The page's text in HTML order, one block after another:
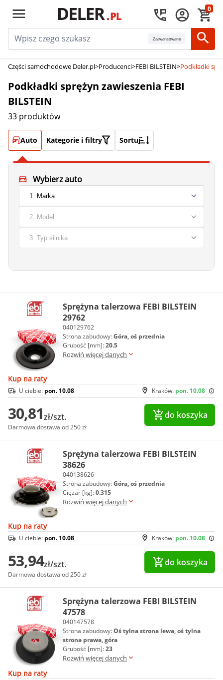
0
Zaawansowane
Części samochodowe Deler.pl>Producenci>FEBI BILSTEIN>Podkładki
Podkładki sprężyn zawieszenia FEBI
BILSTEIN
33 produktów
Auto Kategorie i filtry Sortuj
Wybierz auto
Sprężyna talerzowa FEBI BILSTEIN
29762
040129762
Strona zabudowy:Góra, oś przednia
Grubość [mm]:20.5
Rozwiń więcej danych
Kup na raty
Kraków: pon. 10.08
U ciebie: pon. 10.08
30,81zł/szt.
Darmowa dostawa od 250 zł
do koszyka
Sprężyna talerzowa FEBI BILSTEIN
38626
040138626
Strona zabudowy:Góra, oś przednia
Ciężar [kg]:0.315
Rozwiń więcej danych
Kup na raty
Kraków: pon. 10.08
U ciebie: pon. 10.08
53,94zł/szt.
Darmowa dostawa od 250 zł
do koszyka
Sprężyna talerzowa FEBI BILSTEIN
47578
040147578
Strona zabudowy:Oś tylna strona lewa, oś tylna
strona prawa, góra
Grubość [mm]:23
Rozwiń więcej danych
Kup na raty